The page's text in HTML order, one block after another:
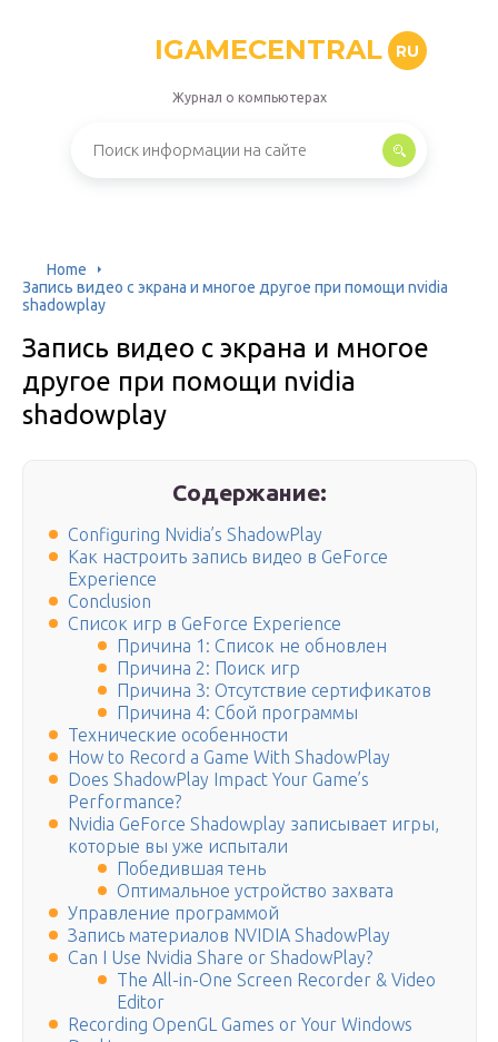
IGAMECENTRAL RU
Журнал о компьютерах
Home
Запись видео с экрана и многое другое при помощи nvidia
shadowplay
Запись видео с экрана и многое
другое при помощи nvidia
shadowplay
Содержание:
Configuring Nvidia’s ShadowPlay
Как настроить запись видео в GeForce
Experience
Conclusion
Список игр в GeForce Experience
Причина 1: Список не обновлен
Причина 2: Поиск игр
Причина 3: Отсутствие сертификатов
Причина 4: Сбой программы
Технические особенности
How to Record a Game With ShadowPlay
Does ShadowPlay Impact Your Game’s
Performance?
Nvidia GeForce Shadowplay записывает игры,
которые вы уже испытали
Победившая тень
Оптимальное устройство захвата
Управление программой
Запись материалов NVIDIA ShadowPlay
Can I Use Nvidia Share or ShadowPlay?
The All-in-One Screen Recorder & Video
Editor
Recording OpenGL Games or Your Windows